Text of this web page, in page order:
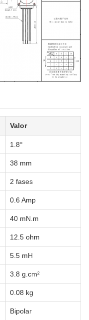
Valor
1.8°
38 mm
2 fases
0.6 Amp
40 mN.m
12.5 ohm
5.5 mH
3.8 g.cm²
0.08 kg
Bipolar